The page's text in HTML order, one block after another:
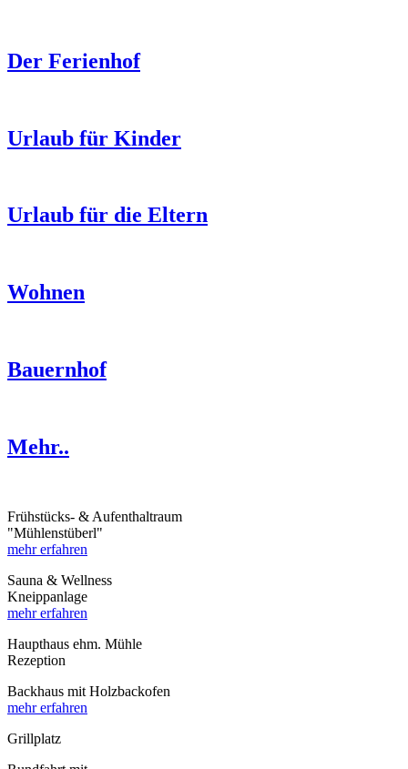
Der Ferienhof
Urlaub für Kinder
Urlaub für die Eltern
Wohnen
Bauernhof
Mehr..
Frühstücks- & Aufenthaltraum
"Mühlenstüberl"
mehr erfahren
Sauna & Wellness
Kneippanlage
mehr erfahren
Haupthaus ehm. Mühle
Rezeption
Backhaus mit Holzbackofen
mehr erfahren
Grillplatz